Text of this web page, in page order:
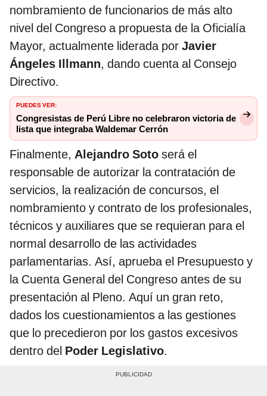
nombramiento de funcionarios de más alto
nivel del Congreso a propuesta de la Oficialía
Mayor, actualmente liderada por Javier
Ángeles Illmann, dando cuenta al Consejo
Directivo.
PUEDES VER:
Congresistas de Perú Libre no celebraron victoria de
lista que integraba Waldemar Cerrón
Finalmente, Alejandro Soto será el
responsable de autorizar la contratación de
servicios, la realización de concursos, el
nombramiento y contrato de los profesionales,
técnicos y auxiliares que se requieran para el
normal desarrollo de las actividades
parlamentarias. Así, aprueba el Presupuesto y
la Cuenta General del Congreso antes de su
presentación al Pleno. Aquí un gran reto,
dados los cuestionamientos a las gestiones
que lo precedieron por los gastos excesivos
dentro del Poder Legislativo.